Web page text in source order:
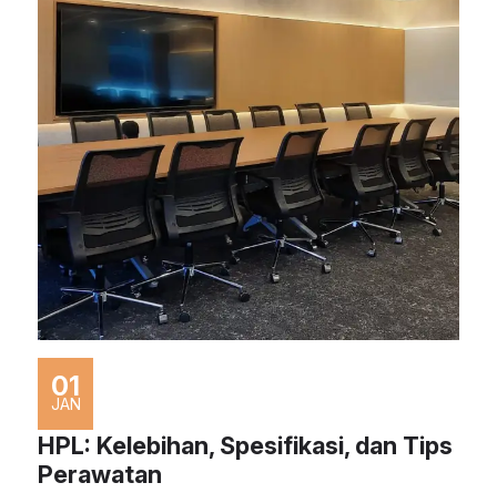
01
JAN
HPL: Kelebihan, Spesifikasi, dan Tips
Perawatan